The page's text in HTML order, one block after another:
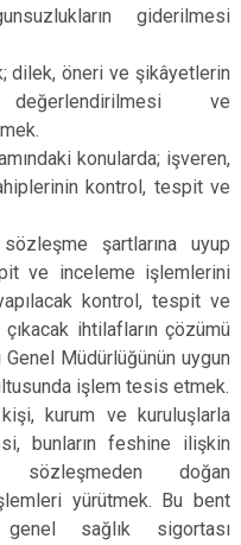
giderilmesi
dilek, öneri ve şikâyetlerin
ve
konularda; işveren,
kontrol, tespit ve
şartlarına uyup
ve inceleme işlemlerini
kontrol, tespit ve
ihtilafların çözümü
Müdürlüğünün uygun
işlem tesis etmek.
kurum ve kuruluşlarla
bunların feshine ilişkin
sözleşmeden doğan
yürütmek. Bu bent
genel sağlık sigortası